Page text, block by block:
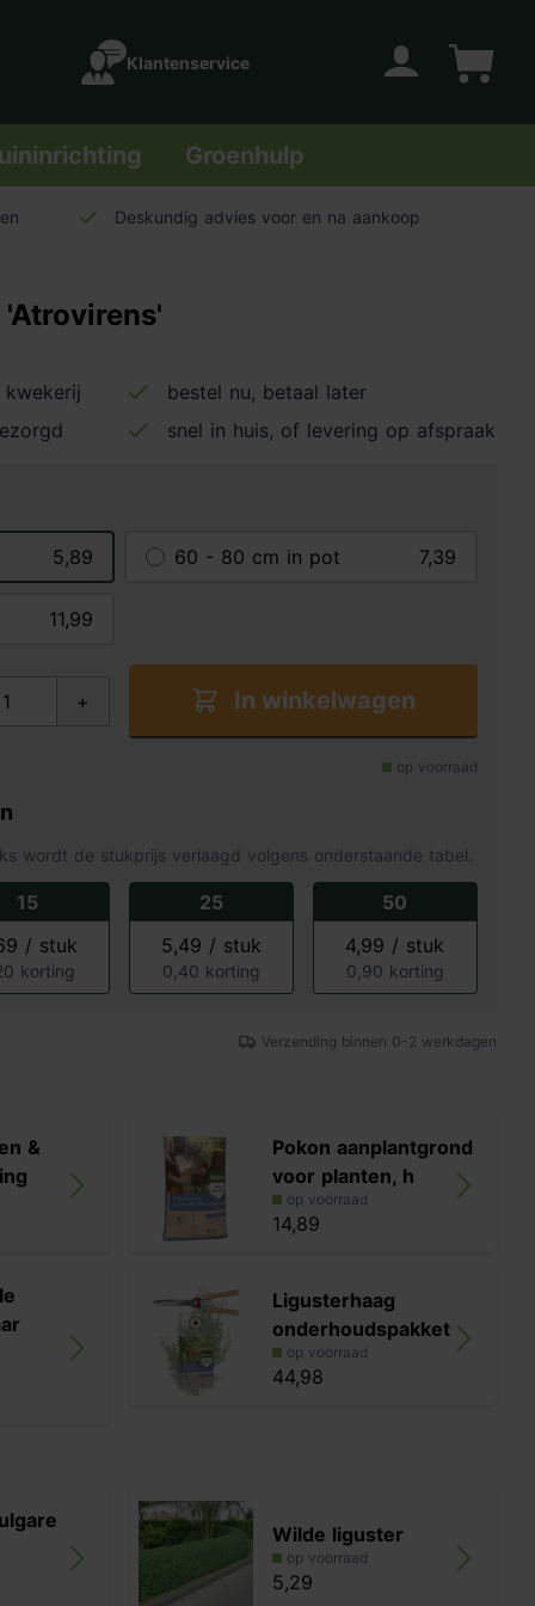
Klantenservice
Groenhulp
Deskundig advies voor en na aankoop
bestel nu, betaal later
snel in huis, of levering op afspraak
5,89 60 - 80 cm in pot 7,39
11,99
+ In winkelwagen
op voorraad
wordt de stukprijs verlaagd volgens onderstaande tabel.
15
/ stuk
korting
25
5,49 / stuk
0,40 korting
50
4,99 / stuk
0,90 korting
Verzending binnen 0-2 werkdagen
&
Pokon aanplantgrond
voor planten, h
op voorraad
14,89
Ligusterhaag
onderhoudspakket
op voorraad
44,98
Wilde liguster
op voorraad
5,29